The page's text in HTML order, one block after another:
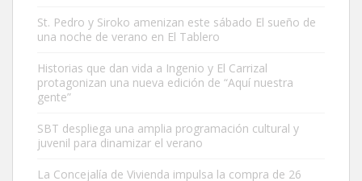
Este gato macho ha aparecido en la calle hace menos de un mes,
es muy manso y extremadamente cari...
Leales.org » Gran Canaria
St. Pedro y Siroko amenizan este sábado El sueño de
una noche de verano en El Tablero
Historias que dan vida a Ingenio y El Carrizal
protagonizan una nueva edición de “Aquí nuestra
gente”
SBT despliega una amplia programación cultural y
juvenil para dinamizar el verano
La Concejalía de Vivienda impulsa la compra de 26